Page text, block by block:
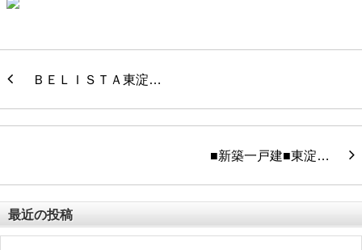
ＢＥＬＩＳＴＡ東淀…
■新築一戸建■東淀…
最近の投稿